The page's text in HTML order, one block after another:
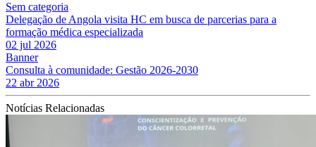
Sem categoria
Delegação de Angola visita HC em busca de parcerias para a
formação médica especializada
02 jul 2026
Banner
Consulta à comunidade: Gestão 2026-2030
22 abr 2026
Notícias Relacionadas